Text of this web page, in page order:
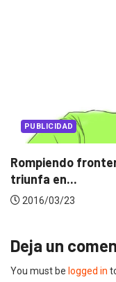
PUBLICIDAD
triunfa en...
2016/03/23
Deja un
You must be logged in